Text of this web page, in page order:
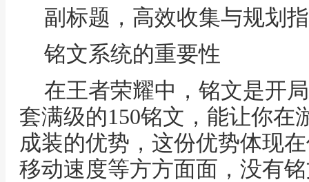
副标题，高效收集与规划
铭文系统的重要性
在王者荣耀中，铭文是开
套满级的150铭文，能让你在
成装的优势，这份优势体现
移动速度等方方面面，没有